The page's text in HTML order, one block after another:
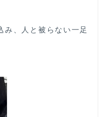
み、人と被らない一足